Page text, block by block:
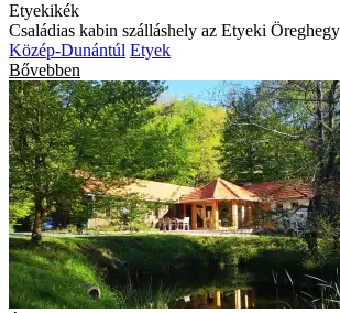
Etyekikék
Családias kabin szálláshely az Etyeki
Közép-Dunántúl Etyek
Bővebben